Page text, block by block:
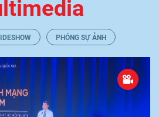
PHÓNG SỰ ẢNH